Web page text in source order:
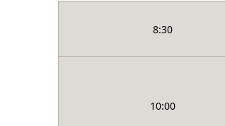
8:30
10:00